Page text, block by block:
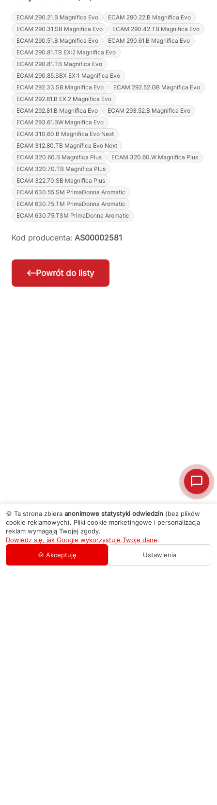
ECAM 290.21.B Magnifica Evo
ECAM 290.22.B Magnifica Evo
ECAM 290.31.SB Magnifica Evo
ECAM 290.42.TB Magnifica Evo
ECAM 290.51.B Magnifica Evo
ECAM 290.61.B Magnifica Evo
ECAM 290.81.TB EX:2 Magnifica Evo
ECAM 290.81.TB Magnifica Evo
ECAM 290.85.SBX EX:1 Magnifica Evo
ECAM 292.33.SB Magnifica Evo
ECAM 292.52.GB Magnifica Evo
ECAM 292.81.B EX:2 Magnifica Evo
ECAM 292.81.B Magnifica Evo
ECAM 293.52.B Magnifica Evo
ECAM 293.61.BW Magnifica Evo
ECAM 310.60.B Magnifica Evo Next
ECAM 312.80.TB Magnifica Evo Next
ECAM 320.60.B Magnifica Plus
ECAM 320.60.W Magnifica Plus
ECAM 320.70.TB Magnifica Plus
ECAM 322.70.SB Magnifica Plus
ECAM 630.55.SM PrimaDonna Aromatic
ECAM 630.75.TM PrimaDonna Aromatic
ECAM 630.75.TSM PrimaDonna Aromatic
Kod producenta: AS00002581
Powrót do listy
🍪 Ta strona zbiera anonimowe statystyki odwiedzin (bez plików
cookie reklamowych). Pliki cookie marketingowe i personalizacja
reklam wymagają Twojej zgody.
Dowiedz się, jak Google wykorzystuje Twoje dane.
🍪 Akceptuję
Ustawienia